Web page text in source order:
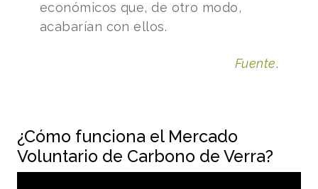
económicos que, de otro modo,
acabarían con ellos.
Fuente.
¿Cómo funciona el Mercado
Voluntario de Carbono de Verra?